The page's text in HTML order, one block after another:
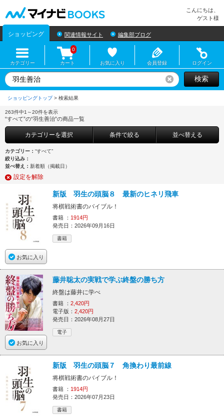
こんにちは、
ゲスト様
ショッピング 関連情報サイト 編集部ブログ
カテゴリー カート
0
お気に入り 会員登録 ログイン
リセット検索
ショッピングトップ>
263件中1～20件を表示
“すべて”の“羽生善治”の商品一覧
カテゴリーを選択 条件で絞る 並べ替える
カテゴリー： “すべて”
絞り込み：
並べ替え： 新着順（掲載日）
設定を解除
お気に入り
新版 羽生の頭脳８ 最新のヒネリ飛車
将棋戦術書のバイブル！
書籍 ： 1914円
発売日：2026年09月16日
書籍
お気に入り
藤井聡太の実戦で学ぶ終盤の勝ち方
終盤は藤井に学べ
書籍 ： 2,420円
電子版： 2,420円
発売日：2026年08月27日
電子
新版 羽生の頭脳７ 角換わり最前線
将棋戦術書のバイブル！
書籍 ： 1914円
発売日：2026年07月23日
書籍